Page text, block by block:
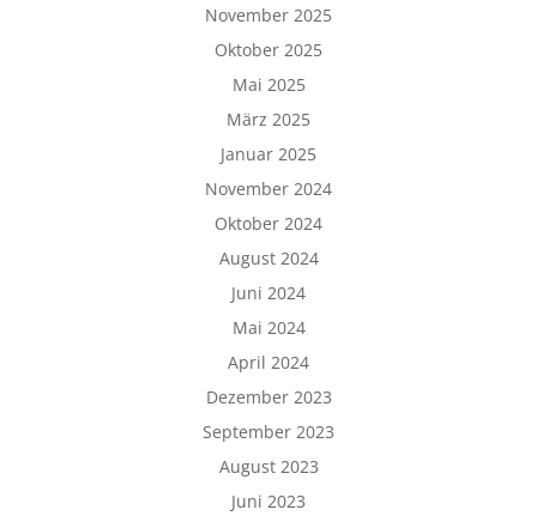
November 2025
Oktober 2025
Mai 2025
März 2025
Januar 2025
November 2024
Oktober 2024
August 2024
Juni 2024
Mai 2024
April 2024
Dezember 2023
September 2023
August 2023
Juni 2023